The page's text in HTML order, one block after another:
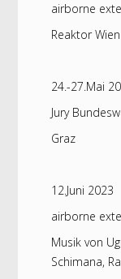
airborne
Reaktor Wien
24.-27.Mai
Jury
Graz
12.Juni 2023
airborne
Musik von
Schimana,